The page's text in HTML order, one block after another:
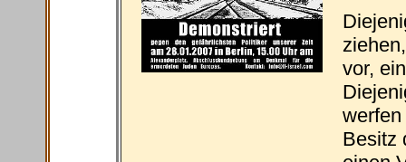
vor,
Besitz